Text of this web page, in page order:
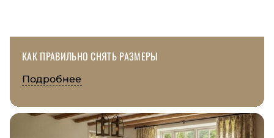
КАК ПРАВИЛЬНО СНЯТЬ РАЗМЕРЫ
Подробнее